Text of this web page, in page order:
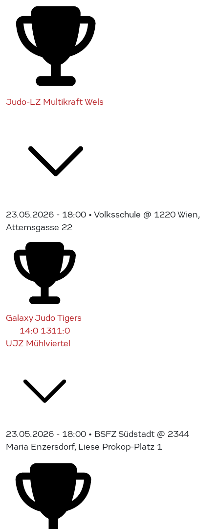
Judo-LZ Multikraft Wels
23.05.2026 - 18:00 • Volksschule @ 1220 Wien,
Attemsgasse 22
Galaxy Judo Tigers
14:0 1311:0
UJZ Mühlviertel
23.05.2026 - 18:00 • BSFZ Südstadt @ 2344
Maria Enzersdorf, Liese Prokop-Platz 1